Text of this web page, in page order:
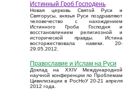
Истинный Гроб Господень
Новая церковь Святой Руси и
Святорусы, князья Руси поздравляют
человечество с нахождением
Истинного Гроба Господня и
восстановлением религиозной и
исторической правды. Истина
восторжествовала навеки. 20-
29.05.2012.
Православие и Ислам на Руси
Доклад на XXIV Международной
научной конференции по Проблемам
Цивилизации в РосНоУ 20-21 апреля
2012 года.